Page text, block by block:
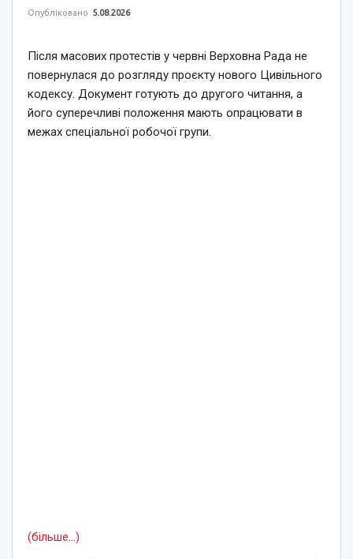
Опубліковано 5.08.2026
Після масових протестів у червні Верховна Рада не
повернулася до розгляду проєкту нового Цивільного
кодексу. Документ готують до другого читання, а
його суперечливі положення мають опрацювати в
межах спеціальної робочої групи.
(більше…)